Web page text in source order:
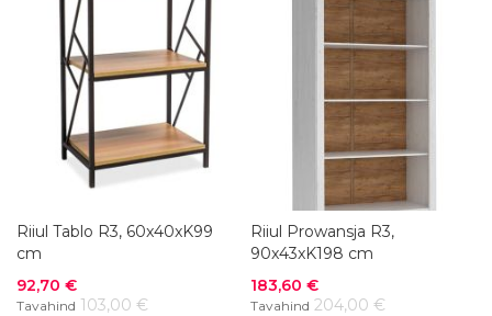
Riiul Tablo R3, 60x40xK99
cm
Soodushind
92,70 €
Tavahind 103,00 €
Riiul Prowansja R3,
90x43xK198 cm
Soodushind
183,60 €
Tavahind 204,00 €